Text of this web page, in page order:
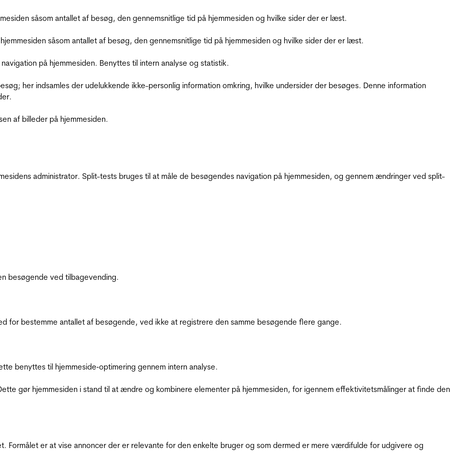
såsom antallet af besøg, den gennemsnitlige tid på hjemmesiden og hvilke sider der er læst.
såsom antallet af besøg, den gennemsnitlige tid på hjemmesiden og hvilke sider der er læst.
på hjemmesiden. Benyttes til intern analyse og statistik.
her indsamles der udelukkende ikke-personlig information omkring, hvilke undersider der besøges. Denne information
af billeder på hjemmesiden.
administrator. Split-tests bruges til at måle de besøgendes navigation på hjemmesiden, og gennem ændringer ved split-
besøgende ved tilbagevending.
for bestemme antallet af besøgende, ved ikke at registrere den samme besøgende flere gange.
benyttes til hjemmeside‐optimering gennem intern analyse.
gør hjemmesiden i stand til at ændre og kombinere elementer på hjemmesiden, for igennem effektivitetsmålinger at finde den
Formålet er at vise annoncer der er relevante for den enkelte bruger og som dermed er mere værdifulde for udgivere og